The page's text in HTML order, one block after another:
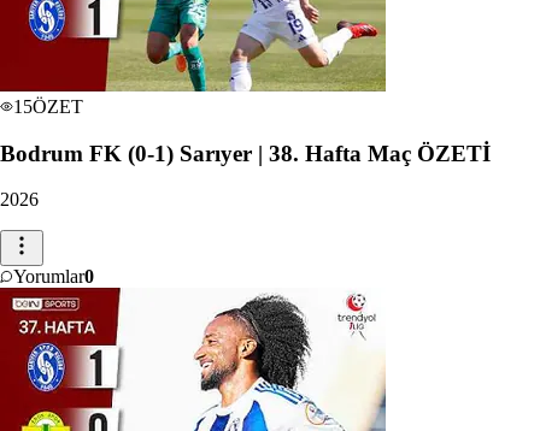
15ÖZET
Bodrum FK (0-1) Sarıyer | 38. Hafta Maç ÖZETİ
2026
Yorumlar0